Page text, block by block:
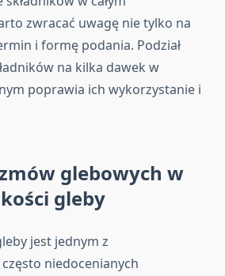
zwracać uwagę nie tylko na
i formę podania. Podział
na kilka dawek w
poprawia ich wykorzystanie i
glebowych w
gleby
jest jednym z
niedocenianych